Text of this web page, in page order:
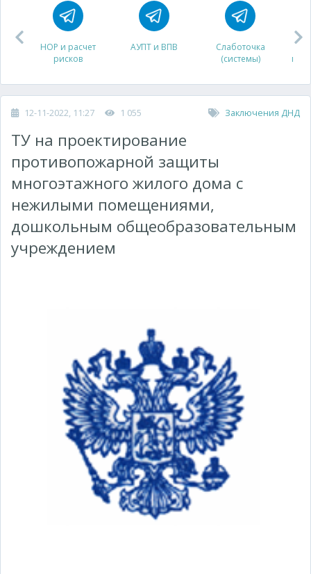
НОР и расчет
рисков
АУПТ и ВПВ
Слаботочка
(системы)
12-11-2022, 11:27 1 055 Заключения ДНД
ТУ на проектирование
противопожарной защиты
многоэтажного жилого дома с
нежилыми помещениями,
дошкольным общеобразовательным
учреждением